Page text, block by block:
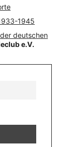
1945
deutschen
e.V.